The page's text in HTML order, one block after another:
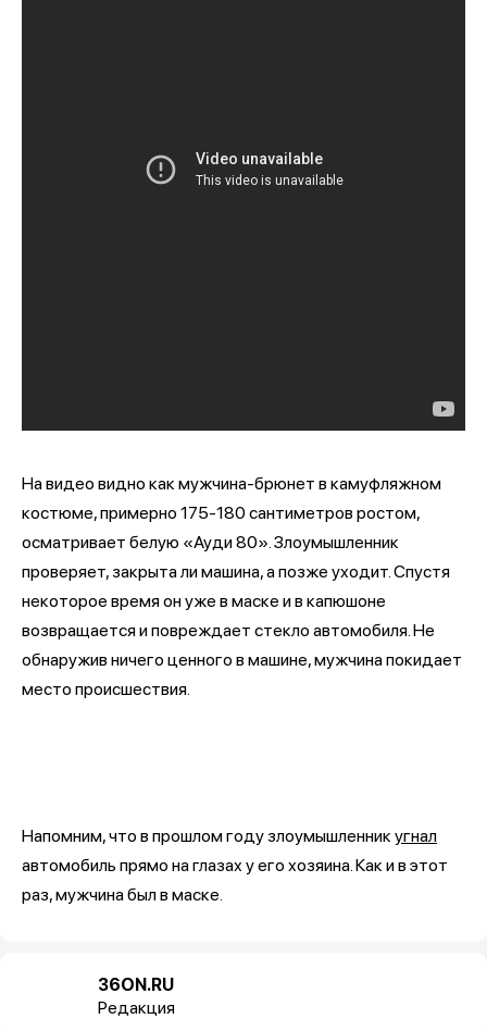
На видео видно как мужчина-брюнет в камуфляжном
костюме, примерно 175-180 сантиметров ростом,
осматривает белую «Ауди 80». Злоумышленник
проверяет, закрыта ли машина, а позже уходит. Спустя
некоторое время он уже в маске и в капюшоне
возвращается и повреждает стекло автомобиля. Не
обнаружив ничего ценного в машине, мужчина покидает
место происшествия.
Напомним, что в прошлом году злоумышленник угнал
автомобиль прямо на глазах у его хозяина. Как и в этот
раз, мужчина был в маске.
36ON.RU
Редакция